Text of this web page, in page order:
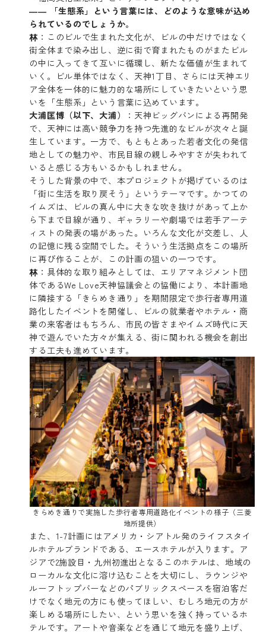
―― 「生態系」という言葉には、どのような意味が込め
られているのでしょうか。
林 ：このビルで生まれた文化が、ビルの中だけではなく
街全体まで染み出し、逆に街で育まれたものがまたビル
の中に入ってきて互いに循環し、新たな価値が生まれて
いく。ビル単体ではなく、天神1丁目、さらには天神エリ
ア全体を一体的に魅力的な場所にしていきたいという思
いを「生態系」という言葉に込めています。
大浦匡博（以下、大浦）
：天神ビッグバンによる再開発
で、天神には高い競争力を持つ先進的なビルが次々と誕
生しています。一方で、もともとあった若者文化の発信
地としての魅力や、市民目線の親しみやすさが失われて
いると感じる方もいるかもしれません。
そうした背景の中で、本プロジェクトが掲げているのは
「街に生活を取り戻そう」というテーマです。かつての
イムズは、ビルの真ん中に大きな吹き抜けがあって上か
ら下まで目線が通り、ギャラリーや劇場では若手アーテ
ィストの発表の場があった。いろんな文化が交差し、人
の記憶に残る空間でした。そういう生活拠点をこの場所
に再び作ることが、この計画の狙いの一つです。
林 ：具体的な取り組みとしては、エリアマネジメント団
体であるWe Love天神協議会との協働により、本計画地
に隣接する「きらめき通り」を期間限定で歩行者専用道
路化したイベントを開催し、ビルの就業者やホテル・商
業の来客者はもちろん、市民の皆さまやイムズ時代に天
神で遊んでいた方々が集える、街に関われる機会を創出
する工夫も進めています。
きらめき通りで実施した歩行者専用道路化イベントの様子（三菱
地所提供）
また、1-7計画にはアメリカ・シアトル発のライフスタイ
ルホテルブランドである、エースホテルが入ります。ア
ジアで2施設目・九州初進出となるこのホテルは、地域の
ローカルな文化に溶け込むことを大切にし、ラウンジや
ルーフトップバーなどのパブリックスペースを宿泊客だ
けでなく地元の方にも使ってほしい、むしろ地元の方が
楽しめる場所にしたい、という思いを強く持っているホ
テルです。アートや音楽などを通じて地元を盛り上げ、